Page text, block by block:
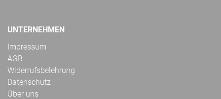
UNTERNEHMEN
Impressum
AGB
Widerrufsbelehrung
Datenschutz
Über uns